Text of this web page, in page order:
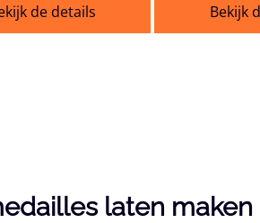
de details Bekijk
laten maken